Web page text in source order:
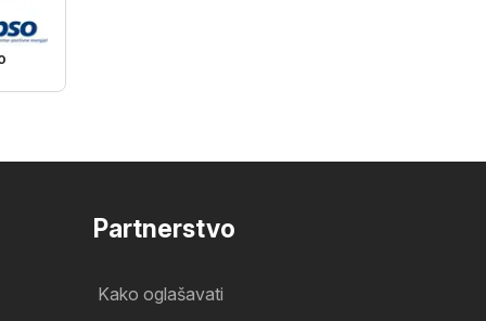
Partnerstvo
Kako oglašavati